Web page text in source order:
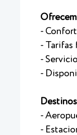
-
- Tarifas
-
-
-
-